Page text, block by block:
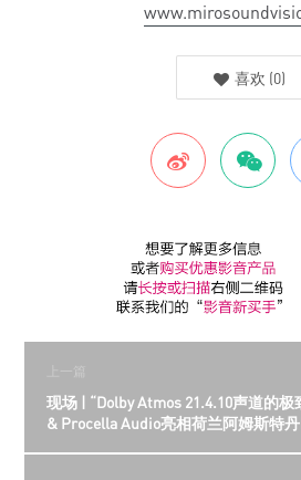
喜欢 (0)
上一篇
现场 | “Dolby Atmos 21.4.10声道的
& Procella Audio亮相荷兰阿姆斯特丹